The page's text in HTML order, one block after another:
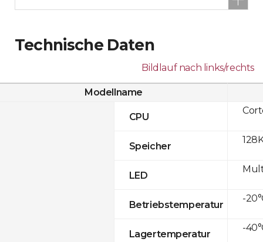
Technische Daten
Bildlauf nach links/rechts
Modellname
CPU
Speicher
LED
Betriebstemperatur
Lagertemperatur
-
-